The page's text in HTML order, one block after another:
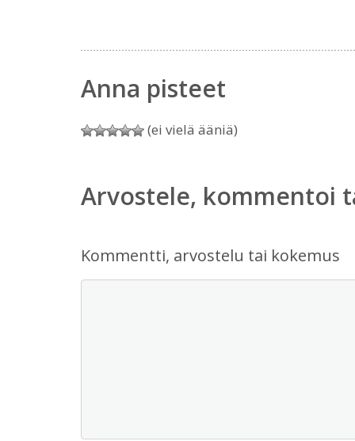
Anna pisteet
(ei vielä ääniä)
Arvostele, kommentoi
Kommentti, arvostelu tai kokemus